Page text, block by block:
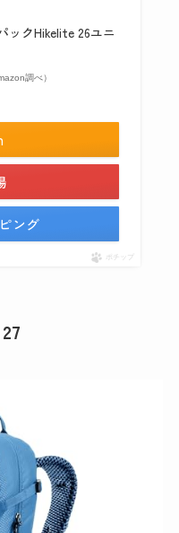
ックHikelite 26ユニ
調べ）
ング
ポチップ